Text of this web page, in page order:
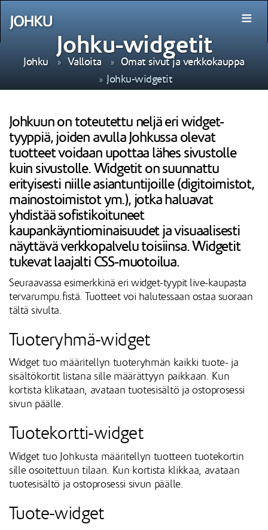
≡
Johku-widgetit
Johku Valloita
Omat sivut ja verkkokauppa
Johku-widgetit
Johkuun on toteutettu neljä eri widget-
tyyppiä, joiden avulla Johkussa olevat
tuotteet voidaan upottaa lähes sivustolle
kuin sivustolle. Widgetit on suunnattu
erityisesti niille asiantuntijoille (digitoimistot,
mainostoimistot ym.), jotka haluavat
yhdistää sofistikoituneet
kaupankäyntiominaisuudet ja visuaalisesti
näyttävä verkkopalvelu toisiinsa. Widgetit
tukevat laajalti CSS-muotoilua.
Seuraavassa esimerkkinä eri widget-tyypit live-kaupasta
tervarumpu.fistä. Tuotteet voi halutessaan ostaa suoraan
tältä sivulta.
Tuoteryhmä-widget
Widget tuo määritellyn tuoteryhmän kaikki tuote- ja
sisältökortit listana sille määrättyyn paikkaan. Kun
kortista klikataan, avataan tuotesisältö ja ostoprosessi
sivun päälle.
Tuotekortti-widget
Widget tuo Johkusta määritellyn tuotteen tuotekortin
sille osoitettuun tilaan. Kun kortista klikkaa, avataan
tuotesisältö ja ostoprosessi sivun päälle.
Tuote-widget